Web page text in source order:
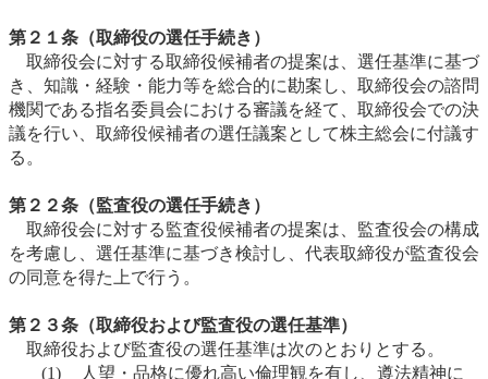
第２１条（取締役の選任手続き）
取締役会に対する取締役候補者の提案は、選任基準に基づ
き、知識・経験・能力等を総合的に勘案し、取締役会の諮問
機関である指名委員会における審議を経て、取締役会での決
議を行い、取締役候補者の選任議案として株主総会に付議す
る。
第２２条（監査役の選任手続き）
取締役会に対する監査役候補者の提案は、監査役会の構成
を考慮し、選任基準に基づき検討し、代表取締役が監査役会
の同意を得た上で行う。
第２３条（取締役および監査役の選任基準）
取締役および監査役の選任基準は次のとおりとする。
(1)
人望・品格に優れ高い倫理観を有し、遵法精神に